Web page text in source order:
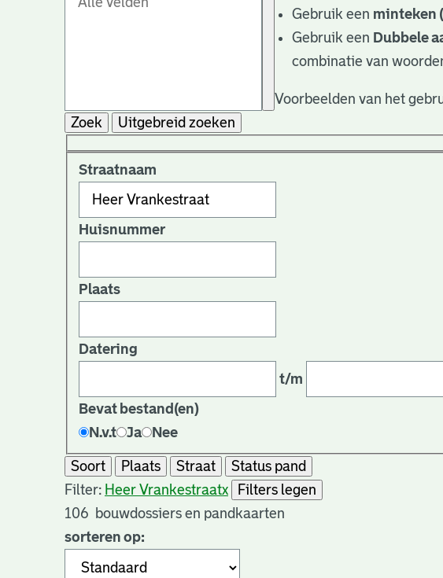
Gebruik een minteken
Gebruik een Dubbele
combinatie van
Voorbeelden van het
Zoek
Uitgebreid zoeken
Straatnaam
Huisnummer
Plaats
Datering
t/m
Bevat bestand(en)
N.v.t
Ja Nee
Soort Plaats Straat
Status pand
Filter: Heer Vrankestraatx
Filters legen
106 bouwdossiers en pandkaarten
sorteren op: